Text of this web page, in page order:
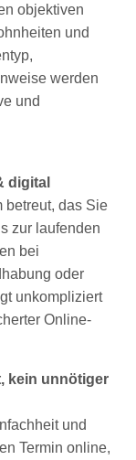
objektiven
und
werden
und
digital
betreut, das Sie
zur laufenden
bei
oder
unkompliziert
Online-
kein unnötiger
und
Termin online,